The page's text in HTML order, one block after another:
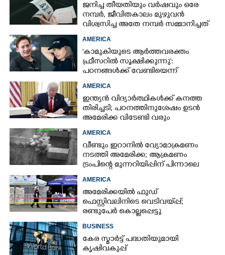
ജനിച്ച തീയതിയും വർഷവും ഒരേ
നമ്പർ, ജീവിതകാലം മുഴുവൻ
വിശ്വസിച്ച അതേ നമ്പർ സമ്മാനിച്ചത്
AMERICA
'കാമുകിയുടെ ആർത്തവരക്തം
ഫ്രീസറിൽ സൂക്ഷിക്കുന്നു':
പഠനങ്ങൾക്ക് വേണ്ടിയെന്ന്
ജോൺസന്റെ പോസ്റ്റ്
AMERICA
ഇന്ത്യൻ വിദ്യാർത്ഥികൾക്ക് കനത്ത
തിരിച്ചടി; പഠനത്തിനുശേഷം ഉടൻ
അമേരിക്ക വിടേണ്ടി വരും
AMERICA
വീണ്ടും ഇറാനിൽ വ്യോമാക്രമണം
നടത്തി അമേരിക്ക; ആക്രമണം
ട്രംപിന്റെ മുന്നറിയിപ്പിന് പിന്നാലെ
AMERICA
അമേരിക്കയിൽ ഫുഡ്
ഫെസ്റ്റിവലിനിടെ വെടിവയ്‌പ്പ്;
രണ്ടുപേർ കൊല്ലപ്പെട്ടു
BUSINESS
കേര സ്മാർട്ട് പദ്ധതിയുമായി
കൃഷിവകുപ്പ്